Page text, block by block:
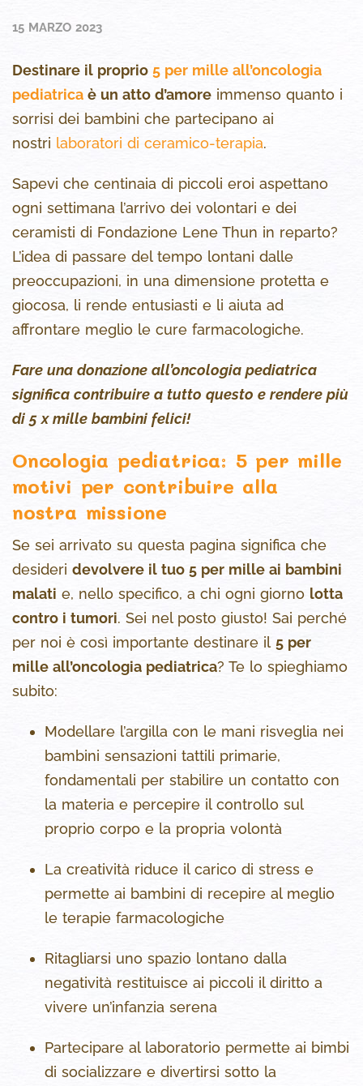
15 MARZO 2023
Destinare il proprio 5 per mille all’oncologia
pediatrica è un atto d’amore immenso quanto i
sorrisi dei bambini che partecipano ai
nostri laboratori di ceramico-terapia.
Sapevi che centinaia di piccoli eroi aspettano
ogni settimana l’arrivo dei volontari e dei
ceramisti di Fondazione Lene Thun in reparto?
L’idea di passare del tempo lontani dalle
preoccupazioni, in una dimensione protetta e
giocosa, li rende entusiasti e li aiuta ad
affrontare meglio le cure farmacologiche.
Fare una donazione all’oncologia pediatrica
significa contribuire a tutto questo e rendere più
di 5 x mille bambini felici!
Oncologia pediatrica: 5 per mille
motivi per contribuire alla
nostra missione
Se sei arrivato su questa pagina significa che
desideri devolvere il tuo 5 per mille ai bambini
malati e, nello specifico, a chi ogni giorno lotta
contro i tumori. Sei nel posto giusto! Sai perché
per noi è così importante destinare il 5 per
mille all’oncologia pediatrica? Te lo spieghiamo
subito:
Modellare l’argilla con le mani risveglia nei
bambini sensazioni tattili primarie,
fondamentali per stabilire un contatto con
la materia e percepire il controllo sul
proprio corpo e la propria volontà
La creatività riduce il carico di stress e
permette ai bambini di recepire al meglio
le terapie farmacologiche
Ritagliarsi uno spazio lontano dalla
negatività restituisce ai piccoli il diritto a
vivere un’infanzia serena
Partecipare al laboratorio permette ai bimbi
di socializzare e divertirsi sotto la